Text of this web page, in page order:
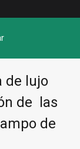
de lujo
de las
de